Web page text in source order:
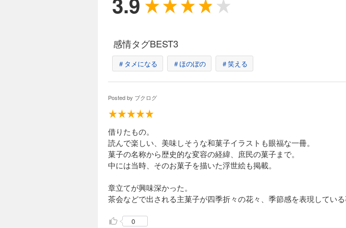
婚礼：蓬莱山、五色生菓子、寿せんべい、三
初宮参り：御目出糖、桃饅頭、桃カステラ
初節句：からすみ、太田ちまき、朴葉餅
第３章 神仏と和菓子
みたらし団子、玉兎、大仏餅、宇佐飴、どら
板、藤団子、長命寺桜餅、梅ヶ枝餅、赤福餅
五郎餅、志んこ、乙まんじゅう、おせきもち
感情タグBEST3
＃タメになる ＃ほのぼの ＃笑える
Posted by ブクログ
借りたもの。
読んで楽しい、美味しそうな和菓子イラストも眼福な一冊。
菓子の名称から歴史的な変容の経緯、庶民の菓子まで。
中には当時、そのお菓子を描いた浮世絵も掲載。
章立てが興味深かった。
茶会などで出される主菓子が四季折々の花々、季節感を表現してい
0